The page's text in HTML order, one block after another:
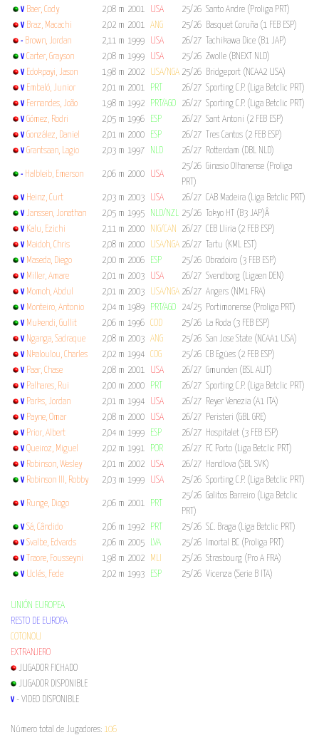
V Baer, Cody 2,08 m 2001 USA 25/26 Santo Andre (Proliga PRT)
V Braz, Macachi 2,02 m 2001 ANG 25/26 Basquet Coruña (1 FEB ESP)
- Brown, Jordan 2,11 m 1999 USA 26/27 Tachikawa Dice (B1 JAP)
V Carter, Grayson 2,08 m 1999 USA 25/26 Zwolle (BNEXT NLD)
V Edokpayi, Jason 1,98 m 2002 USA/NGA 25/26 Bridgeport (NCAA2 USA)
V Embaló, Junior 2,01 m 2001 PRT 26/27 Sporting C.P. (Liga Betclic PRT)
V Fernandes, João 1,98 m 1992 PRT/AGO 26/27 Sporting C.P. (Liga Betclic PRT)
V Gómez, Rodri 2,05 m 1996 ESP 26/27 Sant Antoni (2 FEB ESP)
V González, Daniel 2,01 m 2000 ESP 26/27 Tres Cantos (2 FEB ESP)
V Grantsaan, Lagio 2,03 m 1997 NLD 26/27 Rotterdam (DBL NLD)
- Halbleib, Emerson 2,06 m 2000 USA
25/26 Ginasio Olhanense (Proliga
PRT)
V Heinz, Curt 2,03 m 2003 USA 26/27 CAB Madeira (Liga Betclic PRT)
V Janssen, Jonathan 2,05 m 1995 NLD/NZL 25/26 Tokyo HT (B3 JAP)Â
V Kalu, Ezichi 2,11 m 2000 NIG/CAN 26/27 CEB Lliria (2 FEB ESP)
V Maidoh, Chris 2,08 m 2000 USA/NGA 26/27 Tartu (KML EST)
V Maseda, Diego 2,00 m 2006 ESP 25/26 Obradoiro (3 FEB ESP)
V Miller, Amare 2,01 m 2003 USA 26/27 Svendborg (Ligaen DEN)
V Momoh, Abdul 2,01 m 2003 USA/NGA 26/27 Angers (NM1 FRA)
V Monteiro, Antonio 2,04 m 1989 PRT/AGO 24/25 Portimonense (Proliga PRT)
V Mukendi, Gullit 2,06 m 1996 COD 25/26 La Roda (3 FEB ESP)
V Nganga, Sadraque 2,08 m 2003 ANG 25/26 San Jose State (NCAA1 USA)
V Nkaloulou, Charles 2,02 m 1994 COG 25/26 CB Egües (2 FEB ESP)
V Paar, Chase 2,08 m 2001 USA 26/27 Gmunden (BSL AUT)
V Palhares, Rui 2,00 m 2000 PRT 26/27 Sporting C.P. (Liga Betclic PRT)
V Parks, Jordan 2,01 m 1994 USA 26/27 Reyer Venezia (A1 ITA)
V Payne, Omar 2,08 m 2000 USA 26/27 Peristeri (GBL GRE)
V Prior, Albert 2,04 m 1999 ESP 26/27 Hospitalet (3 FEB ESP)
V Queiroz, Miguel 2,02 m 1991 POR 26/27 FC Porto (Liga Betclic PRT)
V Robinson, Wesley 2,01 m 2002 USA 26/27 Handlova (SBL SVK)
V Robinson III, Robby 2,03 m 1999 USA 25/26 Sporting C.P. (Liga Betclic PRT)
V Runge, Diogo 2,06 m 2001 PRT
25/26 Galitos Barreiro (Liga Betclic
PRT)
V Sá, Cândido 2,06 m 1992 PRT 25/26 S.C. Braga (Liga Betclic PRT)
V Svalbe, Edvards 2,06 m 2005 LVA 25/26 Imortal BC (Proliga PRT)
V Traore, Fousseyni 1,98 m 2002 MLI 25/26 Strasbourg (Pro A FRA)
V Uclés, Fede 2,02 m 1993 ESP 25/26 Vicenza (Serie B ITA)
UNIÓN EUROPEA
RESTO DE EUROPA
COTONOU
EXTRANJERO
JUGADOR FICHADO
JUGADOR DISPONIBLE
V - VIDEO DISPONIBLE
Número total de Jugadores: 106